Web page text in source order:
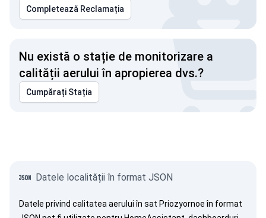
Completează Reclamația
Nu există o stație de monitorizare a
calității aerului în apropierea dvs.?
Cumpărați Stația
Datele localității în format JSON
Datele privind calitatea aerului în sat Priozyornoe în format